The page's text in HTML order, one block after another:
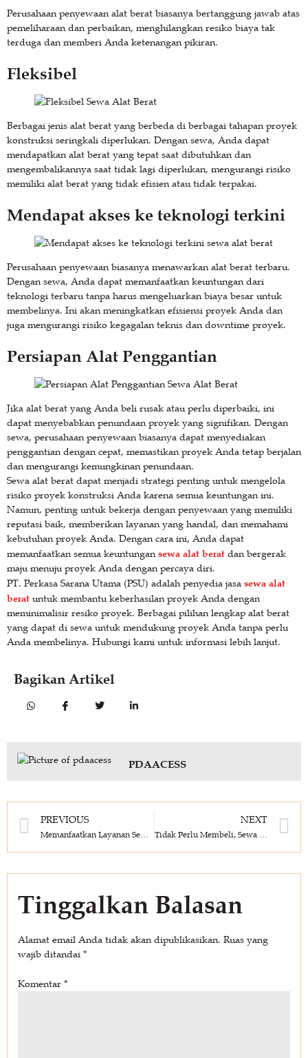
Perusahaan penyewaan alat berat biasanya bertanggung jawab atas
pemeliharaan dan perbaikan, menghilangkan resiko biaya tak
terduga dan memberi Anda ketenangan pikiran.
Fleksibel
Berbagai jenis alat berat yang berbeda di berbagai tahapan proyek
konstruksi seringkali diperlukan. Dengan sewa, Anda dapat
mendapatkan alat berat yang tepat saat dibutuhkan dan
mengembalikannya saat tidak lagi diperlukan, mengurangi risiko
memiliki alat berat yang tidak efisien atau tidak terpakai.
Mendapat akses ke teknologi terkini
Perusahaan penyewaan biasanya menawarkan alat berat terbaru.
Dengan sewa, Anda dapat memanfaatkan keuntungan dari
teknologi terbaru tanpa harus mengeluarkan biaya besar untuk
membelinya. Ini akan meningkatkan efisiensi proyek Anda dan
juga mengurangi risiko kegagalan teknis dan downtime proyek.
Persiapan Alat Penggantian
Jika alat berat yang Anda beli rusak atau perlu diperbaiki, ini
dapat menyebabkan penundaan proyek yang signifikan. Dengan
sewa, perusahaan penyewaan biasanya dapat menyediakan
penggantian dengan cepat, memastikan proyek Anda tetap berjalan
dan mengurangi kemungkinan penundaan.
Sewa alat berat dapat menjadi strategi penting untuk mengelola
risiko proyek konstruksi Anda karena semua keuntungan ini.
Namun, penting untuk bekerja dengan penyewaan yang memiliki
reputasi baik, memberikan layanan yang handal, dan memahami
kebutuhan proyek Anda. Dengan cara ini, Anda dapat
memanfaatkan semua keuntungan sewa alat berat dan bergerak
maju menuju proyek Anda dengan percaya diri.
PT. Perkasa Sarana Utama (PSU) adalah penyedia jasa sewa alat
berat untuk membantu keberhasilan proyek Anda dengan
meminimalisir resiko proyek. Berbagai pilihan lengkap alat berat
yang dapat di sewa untuk mendukung proyek Anda tanpa perlu
Anda membelinya. Hubungi kami untuk informasi lebih lanjut.
Bagikan Artikel
PDAACESS
PREVIOUS NEXT
Tinggalkan Balasan
Alamat email Anda tidak akan dipublikasikan. Ruas yang
wajib ditandai *
Komentar *